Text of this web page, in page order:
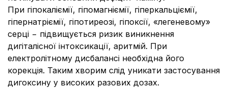
При гіпокаліємії, гіпомагніємії, гіперкальціємії,
гіпернатріємії, гіпотиреозі, гіпоксії, «легеневому»
серці − підвищується ризик виникнення
дигіталісної інтоксикації, аритмій. При
електролітному дисбалансі необхідна його
корекція. Таким хворим слід уникати застосування
дигоксину у високих разових дозах.